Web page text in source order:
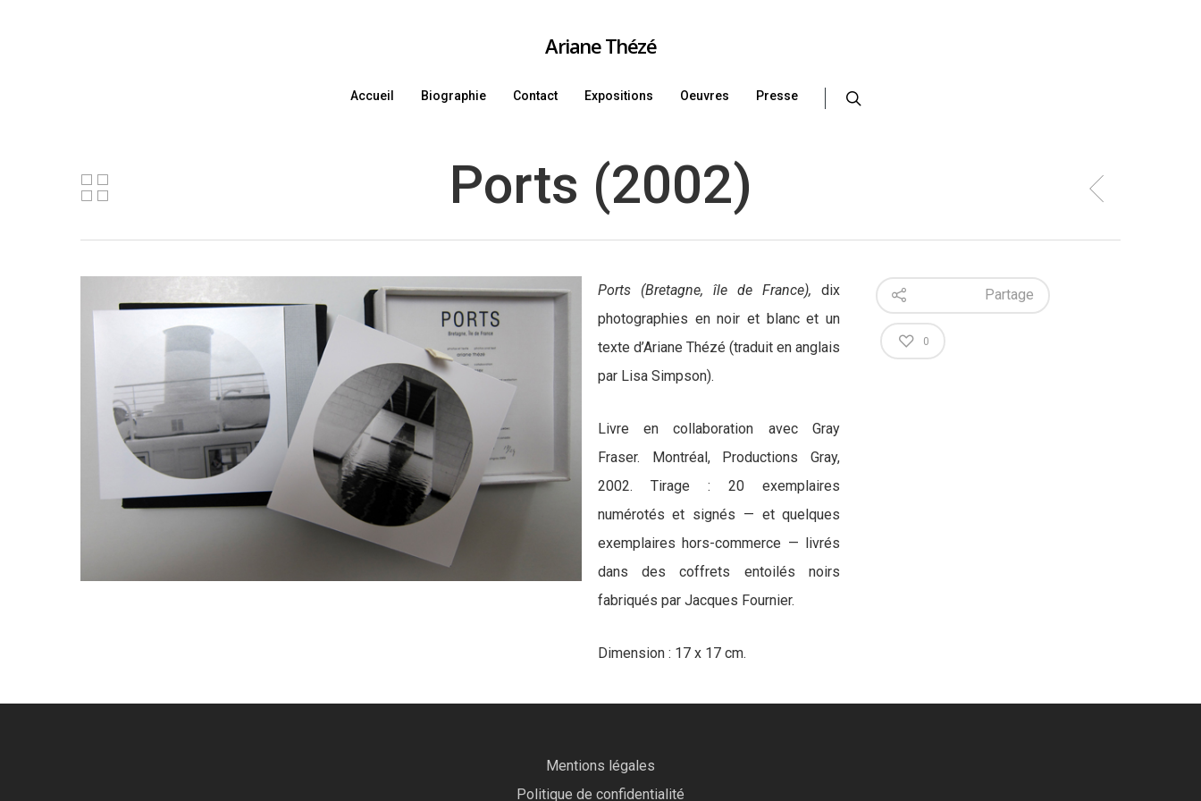
Ariane Thézé
Accueil Biographie Contact Expositions Oeuvres Presse
Ports (2002)
Ports (Bretagne, île de France), dix
photographies en noir et blanc et un
texte d’Ariane Thézé (traduit en anglais
par Lisa Simpson).
Livre en collaboration avec Gray
Fraser. Montréal, Productions Gray,
2002. Tirage : 20 exemplaires
numérotés et signés — et quelques
exemplaires hors-commerce — livrés
dans des coffrets entoilés noirs
fabriqués par Jacques Fournier.
Dimension : 17 x 17 cm.
Partage
0
Mentions légales
Politique de confidentialité